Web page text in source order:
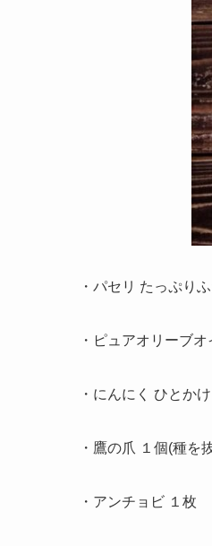
・パセリ たっぷり
・ピュアオリーブ
・にんにく ひとかけ
・鷹の爪 １個(種を
・アンチョビ １枚